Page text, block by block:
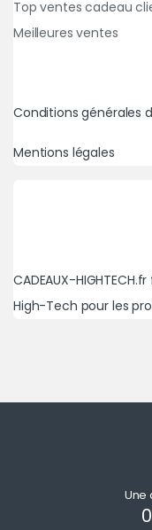
Top ventes cadeau
Meilleures ventes
Conditions générales
Mentions légales
CADEAUX-
High-Tech pour les
Une